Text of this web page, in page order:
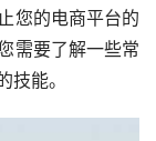
您的电商平台的
需要了解一些常
能。